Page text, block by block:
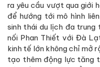
ra yêu cầu vượt qua giới
để hướng tới mô hình
sinh thái du lịch đa trung
nối Phan Thiết với Đà
kinh tế lớn không chỉ mở
tạo thêm động lực tăng